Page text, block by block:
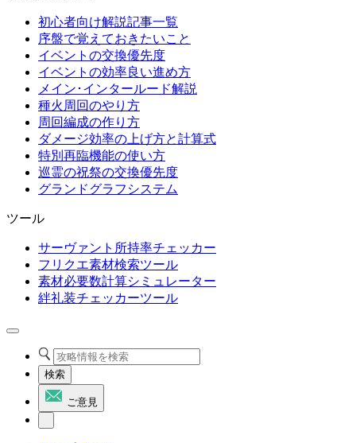
初心者向け解説記事一覧
序盤で覚えておきたいこと
イベントの交換優先度
イベントの効率良い進め方
メイン･インタールード解説
種火周回のやり方
周回編成の作り方
ダメージ効率の上げ方と計算式
特別再臨機能の使い方
巡霊の祝祭の交換優先度
グランドグラフシステム
ツール
サーヴァント所持率チェッカー
フリクエ素材検索ツール
素材必要数計算シミュレーター
絆礼装チェッカーツール
検索
ご意見